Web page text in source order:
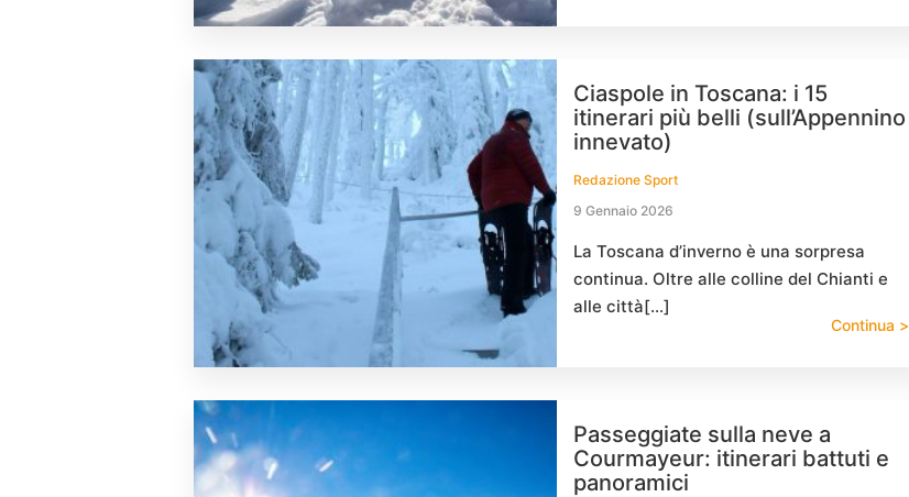
Ciaspole in Toscana: i 15
itinerari più belli (sull’Appennino
innevato)
Redazione Sport
9 Gennaio 2026
La Toscana d’inverno è una sorpresa
continua. Oltre alle colline del Chianti e
alle città[…]
Continua >
Passeggiate sulla neve a
Courmayeur: itinerari battuti e
panoramici